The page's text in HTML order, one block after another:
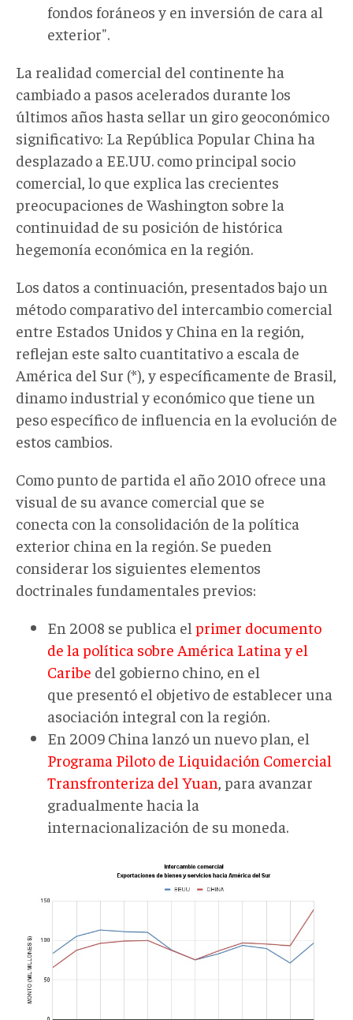
fondos foráneos y en inversión de cara al
exterior".
La realidad comercial del continente ha
cambiado a pasos acelerados durante los
últimos años hasta sellar un giro geoconómico
significativo: La República Popular China ha
desplazado a EE.UU. como principal socio
comercial, lo que explica las crecientes
preocupaciones de Washington sobre la
continuidad de su posición de histórica
hegemonía económica en la región.
Los datos a continuación, presentados bajo un
método comparativo del intercambio comercial
entre Estados Unidos y China en la región,
reflejan este salto cuantitativo a escala de
América del Sur (*), y específicamente de Brasil,
dinamo industrial y económico que tiene un
peso específico de influencia en la evolución de
estos cambios.
Como punto de partida el año 2010 ofrece una
visual de su avance comercial que se
conecta con la consolidación de la política
exterior china en la región. Se pueden
considerar los siguientes elementos
doctrinales fundamentales previos:
En 2008 se publica el primer documento
de la política sobre América Latina y el
Caribe del gobierno chino, en el
que presentó el objetivo de establecer una
asociación integral con la región.
En 2009 China lanzó un nuevo plan, el
Programa Piloto de Liquidación Comercial
Transfronteriza del Yuan , para avanzar
gradualmente hacia la
internacionalización de su moneda.